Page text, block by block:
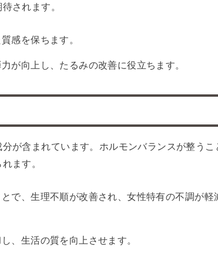
されます。
感を保ちます。
が向上し、たるみの改善に役立ちます。
が含まれています。ホルモンバランスが整うこ
ます。
で、生理不順が改善され、女性特有の不調が軽
、生活の質を向上させます。